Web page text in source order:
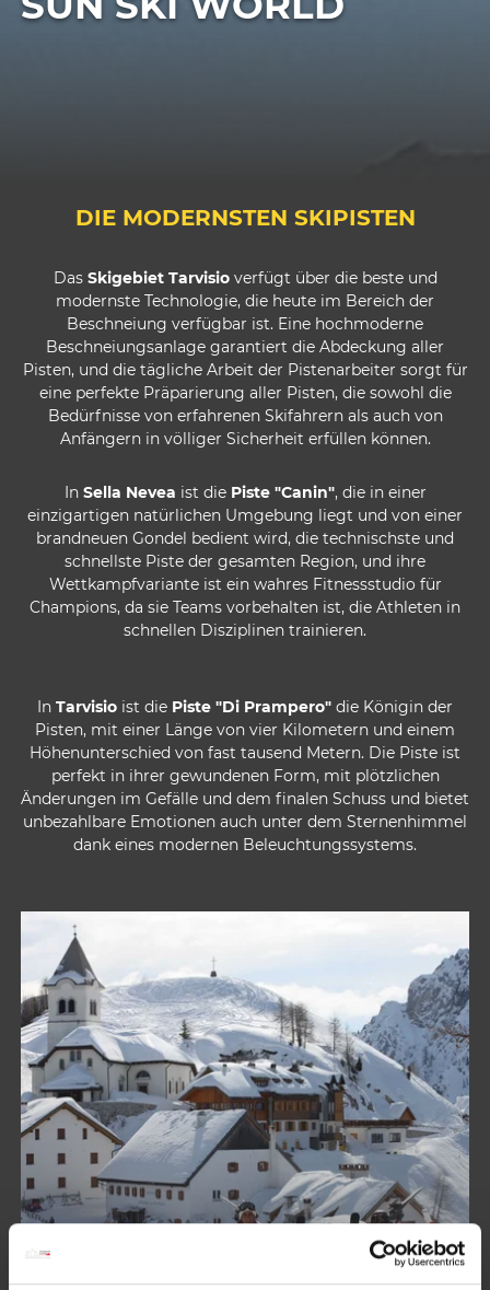
DIE MODERNSTEN SKIPISTEN
Das Skigebiet Tarvisioverfügt über die beste und
modernste Technologie, die heute im Bereich der
Beschneiung verfügbar ist. Eine hochmoderne
Beschneiungsanlage garantiert die Abdeckung aller
Pisten, und die tägliche Arbeit der Pistenarbeiter sorgt für
eine perfekte Präparierung aller Pisten, die sowohl die
Bedürfnisse von erfahrenen Skifahrern als auch von
Anfängern in völliger Sicherheit erfüllen können.
In Sella Nevea ist die Piste "Canin", die in einer
einzigartigen natürlichen Umgebung liegt und von einer
brandneuen Gondel bedient wird, die technischste und
schnellste Piste der gesamten Region, und ihre
Wettkampfvariante ist ein wahres Fitnessstudio für
Champions, da sie Teams vorbehalten ist, die Athleten in
schnellen Disziplinen trainieren.
In Tarvisio ist die Piste "Di Prampero" die Königin der
Pisten, mit einer Länge von vier Kilometern und einem
Höhenunterschied von fast tausend Metern. Die Piste ist
perfekt in ihrer gewundenen Form, mit plötzlichen
Änderungen im Gefälle und dem finalen Schuss und bietet
unbezahlbare Emotionen auch unter dem Sternenhimmel
dank eines modernen Beleuchtungssystems.